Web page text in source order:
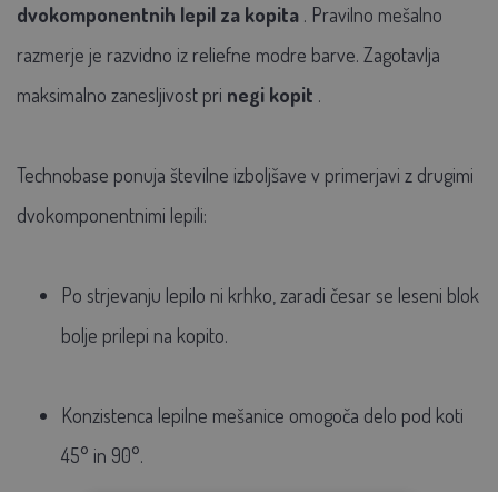
dvokomponentnih lepil za kopita . Pravilno mešalno
razmerje je razvidno iz reliefne modre barve. Zagotavlja
maksimalno zanesljivost pri negi kopit .
Technobase ponuja številne izboljšave v primerjavi z drugimi
dvokomponentnimi lepili:
Po strjevanju lepilo ni krhko, zaradi česar se leseni blok
bolje prilepi na kopito.
Konzistenca lepilne mešanice omogoča delo pod koti
45° in 90°.